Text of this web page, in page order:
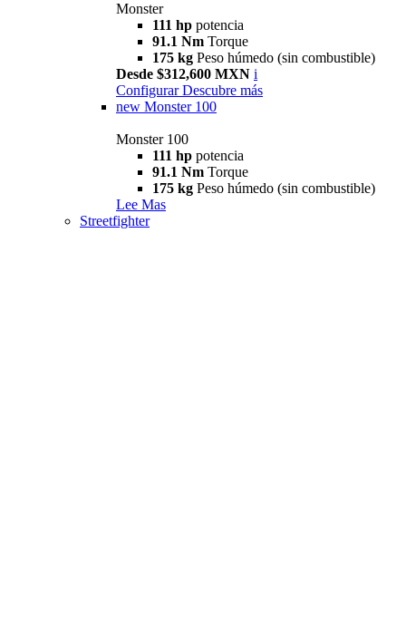
Monster
111 hp potencia
91.1 Nm Torque
175 kg Peso húmedo (sin combustible)
Desde $312,600 MXN i
Configurar Descubre más
new Monster 100
Monster 100
111 hp potencia
91.1 Nm Torque
175 kg Peso húmedo (sin combustible)
Lee Mas
Streetfighter